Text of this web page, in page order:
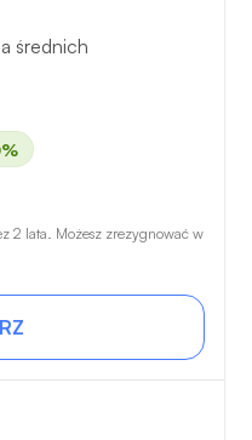
średnich
2 lata. Możesz zrezygnować w